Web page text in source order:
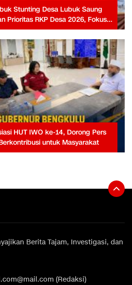
Stunting Desa Lubuk Saung
Prioritas RKP Desa 2026, Fokus
dan Penurunan Stunting
HUT IWO ke-14, Dorong Pers
untuk Masyarakat
Berita Tajam, Investigasi, dan
(Redaksi)